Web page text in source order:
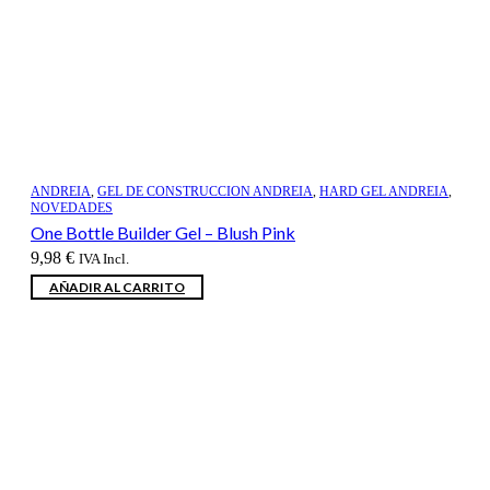
ANDREIA, GEL DE CONSTRUCCION ANDREIA, HARD GEL ANDREIA,
NOVEDADES
One Bottle Builder Gel – Blush Pink
9,98 € IVA Incl.
AÑADIR AL CARRITO